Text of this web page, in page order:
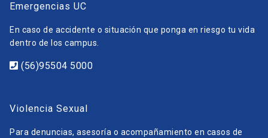
Emergencias UC
En caso de accidente o situación que ponga en riesgo tu vida
dentro de los campus.
(56)95504 5000
Violencia Sexual
Para denuncias, asesoría o acompañamiento en casos de